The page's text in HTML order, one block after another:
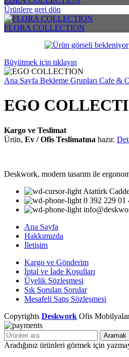
Ürünlere geri dön
FLORA COLLECTION
Büyütmek için tıklayın
Ana Sayfa Bekleme Grupları Cafe &
EGO
Kargo ve Teslimat
Ürün, Ev / Ofis Teslimatına hazır.
Deskwork, modern tasarım ile
Atatürk
0 392 229 01
Ana Sayfa
Hakkımızda
İletişim
Kargo ve Gönderim
İptal ve İade Koşulları
Üyelik Sözleşmesi
Sık Sorulan Sorular
Mesafeli Satış Sözleşmesi
Copyrights Deskwork Ofis
Aramak
Aradığınız ürünleri görmek için